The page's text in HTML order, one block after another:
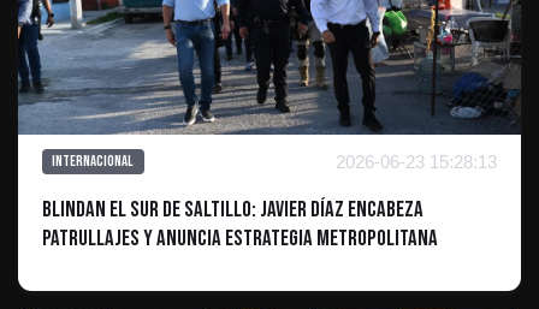
Internacional 2026-06-23 15:28:13
Blindan el sur de Saltillo: Javier Díaz encabeza
patrullajes y anuncia estrategia metropolitana